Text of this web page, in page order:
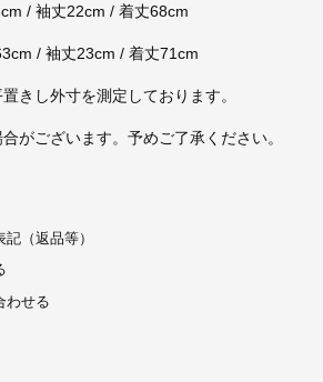
/ 袖丈22cm / 着丈68cm
/ 袖丈23cm / 着丈71cm
きし外寸を測定しております。
がございます。予めご了承ください。
（返品等）
わせる